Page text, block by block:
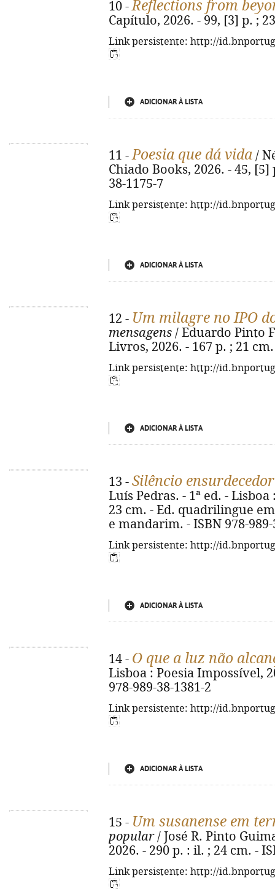
10 -Reflections from
Capítulo, 2026. - 99, [3] p. ;
Link persistente: http://
ADICIONAR À LISTA
11 -Poesia que dá vida /
Chiado Books, 2026. - 45, [5]
38-1175-7
Link persistente: http://
ADICIONAR À LISTA
12 - Um milagre no IPO
mensagens / Eduardo Pinto
Livros, 2026. - 167 p. ; 21
Link persistente: http://
ADICIONAR À LISTA
13 - Silêncio ensurdecedor
Luís Pedras. - 1ª ed. -
23 cm. - Ed. quadrilingue
e mandarim. - ISBN 978-989-
Link persistente: http://
ADICIONAR À LISTA
14 - O que a luz não
Lisboa : Poesia Impossível,
978-989-38-1381-2
Link persistente: http://
ADICIONAR À LISTA
15 - Um susanense em
popular/ José R. Pinto
2026. - 290 p. : il. ; 24 cm. -
Link persistente: http://